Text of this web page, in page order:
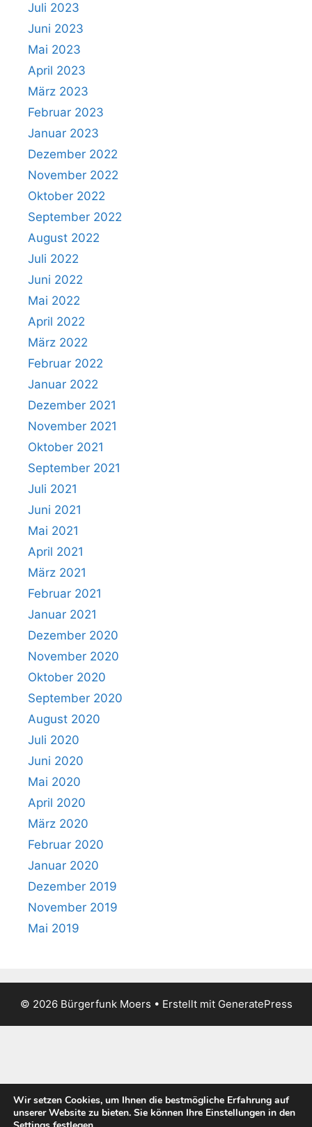
Juli 2023
Juni 2023
Mai 2023
April 2023
März 2023
Februar 2023
Januar 2023
Dezember 2022
November 2022
Oktober 2022
September 2022
August 2022
Juli 2022
Juni 2022
Mai 2022
April 2022
März 2022
Februar 2022
Januar 2022
Dezember 2021
November 2021
Oktober 2021
September 2021
Juli 2021
Juni 2021
Mai 2021
April 2021
März 2021
Februar 2021
Januar 2021
Dezember 2020
November 2020
Oktober 2020
September 2020
August 2020
Juli 2020
Juni 2020
Mai 2020
April 2020
März 2020
Februar 2020
Januar 2020
Dezember 2019
November 2019
Mai 2019
© 2026 Bürgerfunk Moers • Erstellt mit GeneratePress
Wir setzen Cookies, um Ihnen die bestmögliche Erfahrung auf
unserer Website zu bieten. Sie können Ihre Einstellungen in den